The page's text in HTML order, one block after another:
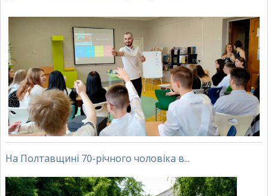
На Полтавщині 70-річного чоловіка в...